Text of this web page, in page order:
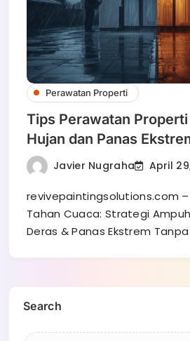
Perawatan Properti
Tips Perawatan
Hujan dan Panas
Javier Nugraha April
revivepaintingsolutions.com
Tahan Cuaca: Strategi
Deras & Panas Ekstrem
Search